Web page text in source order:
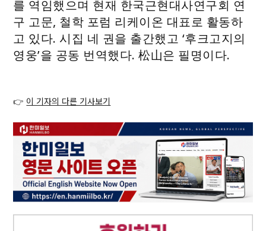
를 역임했으며 현재 한국근현대사연구회 연
구 고문, 철학 포럼 리케이온 대표로 활동하
고 있다. 시집 네 권을 출간했고 ‘후크고지의
영웅’을 공동 번역했다. 松山은 필명이다.
👉 이 기자의 다른 기사보기